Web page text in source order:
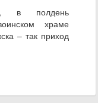
в полдень
храме
– так приход